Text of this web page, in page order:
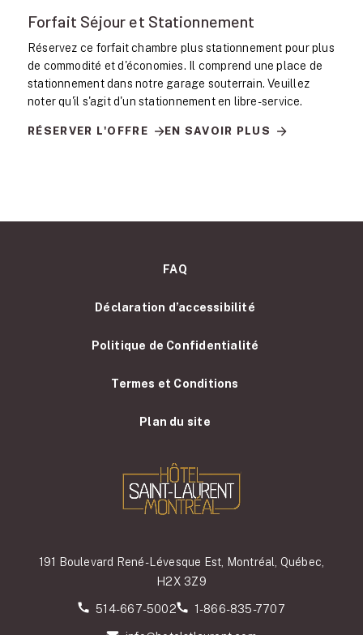
Forfait Séjour et Stationnement
Réservez ce forfait chambre plus stationnement pour plus
de commodité et d'économies. Il comprend une place de
stationnement dans notre garage souterrain. Veuillez
noter qu'il s'agit d'un stationnement en libre-service.
RÉSERVER L'OFFRE EN SAVOIR PLUS
FAQ
Déclaration d’accessibilité
Politique de Confidentialité
Termes et Conditions
Plan du site
191 Boulevard René-Lévesque Est, Montréal, Québec,
H2X 3Z9
514-667-5002 1-866-835-7707